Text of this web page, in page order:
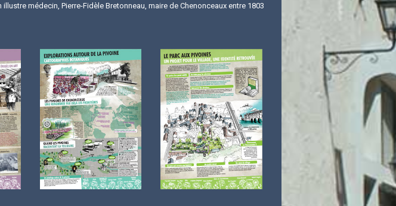
illustre médecin, Pierre-Fidèle Bretonneau, maire de Chenonceaux entre 1803